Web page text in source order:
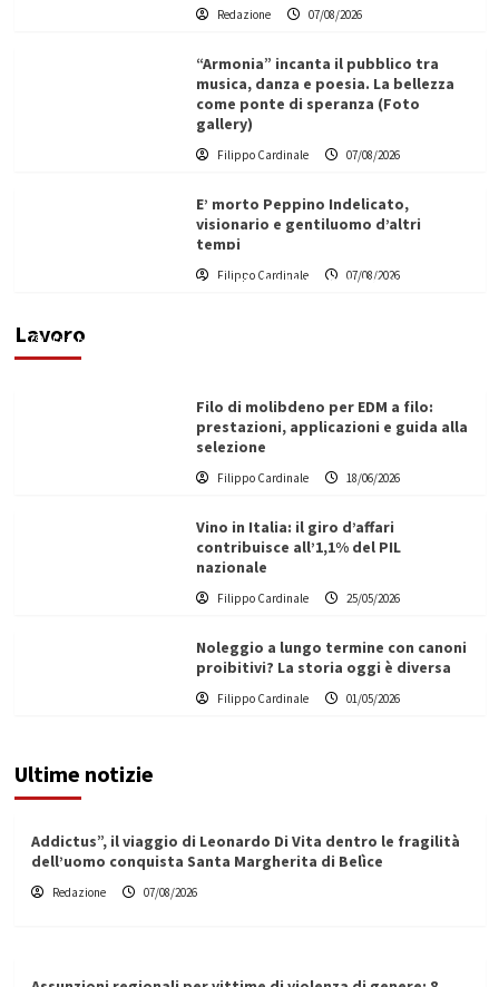
Redazione 07/08/2026
“Armonia” incanta il pubblico tra
musica, danza e poesia. La bellezza
come ponte di speranza (Foto
gallery)
Filippo Cardinale 07/08/2026
E’ morto Peppino Indelicato,
visionario e gentiluomo d’altri
tempi
Filippo Cardinale 07/08/2026
Lavoro
L’ingegnere saccense Buscarnera partner chiave
di un progetto transnazionale per la transizione
Filippo Cardinale
Filo di molibdeno per EDM a filo:
prestazioni, applicazioni e guida alla
selezione
Filippo Cardinale 18/06/2026
Vino in Italia: il giro d’affari
contribuisce all’1,1% del PIL
nazionale
Filippo Cardinale 25/05/2026
Noleggio a lungo termine con canoni
proibitivi? La storia oggi è diversa
Filippo Cardinale 01/05/2026
Ultime notizie
Addictus”, il viaggio di Leonardo Di Vita dentro le fragilità
dell’uomo conquista Santa Margherita di Belìce
Redazione 07/08/2026